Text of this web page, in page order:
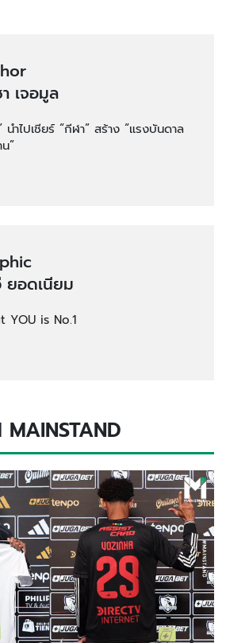
เจอมูล
นำไปเชียร์ “กีฬา” สร้าง “แรงบันดาล
”
ยอดเนียม
YOU is No.1